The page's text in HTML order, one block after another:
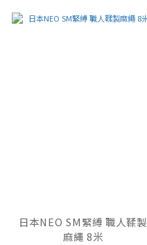
日本NEO SM緊縛 職人鞣製
麻繩 8米